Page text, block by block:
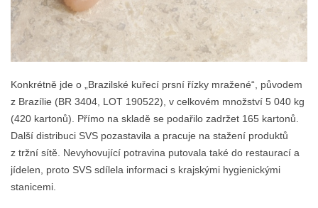
Konkrétně jde o „Brazilské kuřecí prsní řízky mražené“, původem
z Brazílie (BR 3404, LOT 190522), v celkovém množství 5 040 kg
(420 kartonů). Přímo na skladě se podařilo zadržet 165 kartonů.
Další distribuci SVS pozastavila a pracuje na stažení produktů
z tržní sítě. Nevyhovující potravina putovala také do restaurací a
jídelen, proto SVS sdílela informaci s krajskými hygienickými
stanicemi.